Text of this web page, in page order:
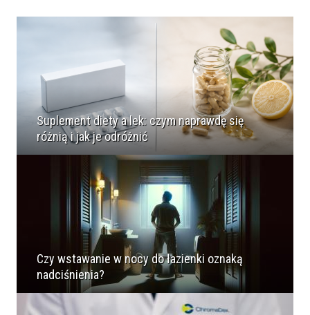
Suplement diety a lek: czym naprawdę się
różnią i jak je odróżnić
Czy wstawanie w nocy do łazienki oznaką
nadciśnienia?